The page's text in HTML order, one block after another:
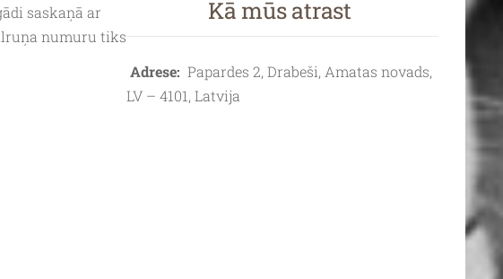
Kā mūs atrast
Adrese: Papardes 2, Drabeši, Amatas novads,
LV – 4101, Latvija
saskaņā ar
numuru tiks